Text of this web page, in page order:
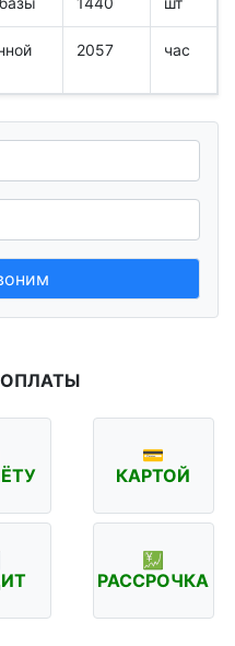
2057 час
💳
КАРТОЙ
💹
РАССРОЧКА